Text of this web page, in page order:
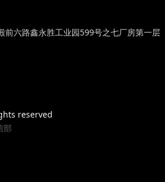
前六路鑫永胜工业园599号之七厂房第一层
reserved
部